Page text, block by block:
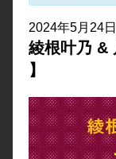
2024年5月24
綾根叶乃 &
】